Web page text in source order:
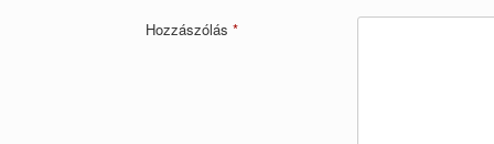
Hozzászólás *